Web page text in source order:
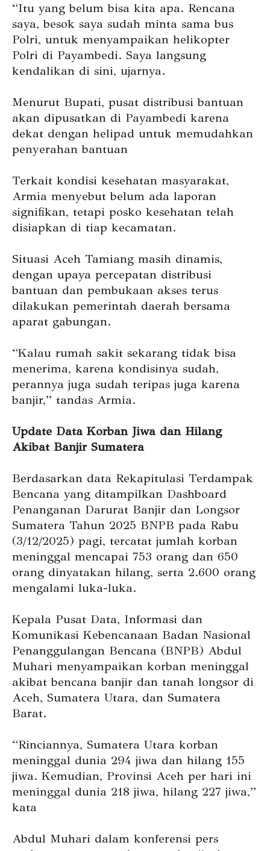
“Itu yang belum bisa kita apa. Rencana
saya, besok saya sudah minta sama bus
Polri, untuk menyampaikan helikopter
Polri di Payambedi. Saya langsung
kendalikan di sini, ujarnya.
Menurut Bupati, pusat distribusi bantuan
akan dipusatkan di Payambedi karena
dekat dengan helipad untuk memudahkan
penyerahan bantuan
Terkait kondisi kesehatan masyarakat,
Armia menyebut belum ada laporan
signifikan, tetapi posko kesehatan telah
disiapkan di tiap kecamatan.
Situasi Aceh Tamiang masih dinamis,
dengan upaya percepatan distribusi
bantuan dan pembukaan akses terus
dilakukan pemerintah daerah bersama
aparat gabungan.
“Kalau rumah sakit sekarang tidak bisa
menerima, karena kondisinya sudah,
perannya juga sudah teripas juga karena
banjir,” tandas Armia.
Update Data Korban Jiwa dan Hilang
Akibat Banjir Sumatera
Berdasarkan data Rekapitulasi Terdampak
Bencana yang ditampilkan Dashboard
Penanganan Darurat Banjir dan Longsor
Sumatera Tahun 2025 BNPB pada Rabu
(3/12/2025) pagi, tercatat jumlah korban
meninggal mencapai 753 orang dan 650
orang dinyatakan hilang, serta 2.600 orang
mengalami luka-luka.
Kepala Pusat Data, Informasi dan
Komunikasi Kebencanaan Badan Nasional
Penanggulangan Bencana (BNPB) Abdul
Muhari menyampaikan korban meninggal
akibat bencana banjir dan tanah longsor di
Aceh, Sumatera Utara, dan Sumatera
Barat.
“Rinciannya, Sumatera Utara korban
meninggal dunia 294 jiwa dan hilang 155
jiwa. Kemudian, Provinsi Aceh per hari ini
meninggal dunia 218 jiwa, hilang 227 jiwa,”
kata
Abdul Muhari dalam konferensi pers